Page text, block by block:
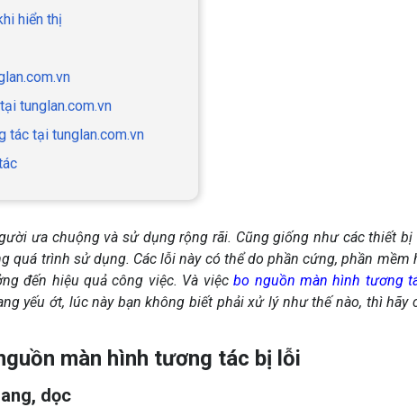
hiển thị
tunglan.com.vn
tác tại tunglan.com.vn
ưa chuộng và sử dụng rộng rãi. Cũng giống như các thiết bị
trình sử dụng. Các lỗi này có thể do phần cứng, phần mềm
đến hiệu quả công việc. Và việcbo nguồn màn hình tương
yếu ớt, lúc này bạn không biết phải xử lý như thế nào, thì hãy
màn hình tương tác bị lỗi
dọc